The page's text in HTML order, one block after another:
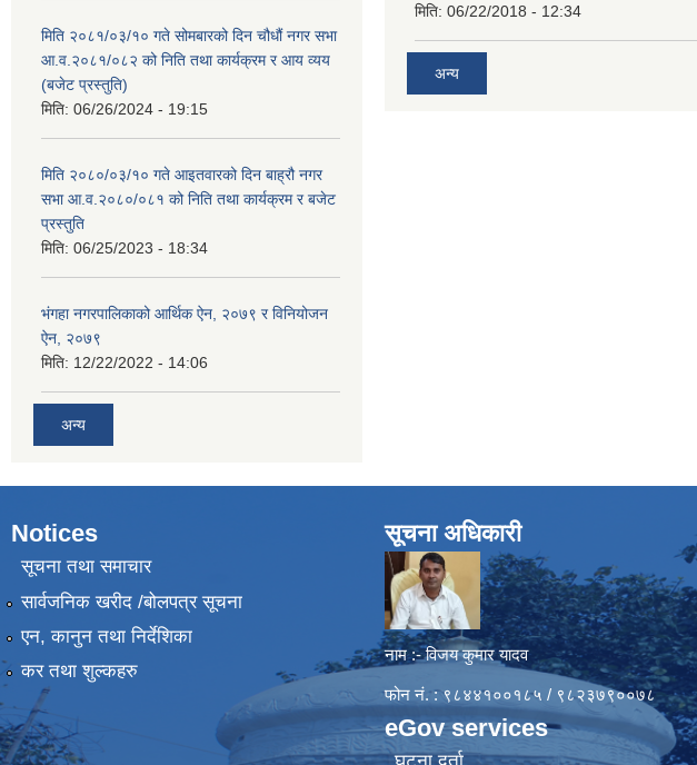
मिति २०८१/०३/१० गते सोमबारको दिन चौधौं नगर सभा
आ.व.२०८१/०८२ को निति तथा कार्यक्रम र आय व्यय
(बजेट प्रस्तुति)
मिति: 06/26/2024 - 19:15
मिति २०८०/०३/१० गते आइतवारको दिन बाह्रौ नगर
सभा आ.व.२०८०/०८१ को निति तथा कार्यक्रम र बजेट
प्रस्तुति
मिति: 06/25/2023 - 18:34
भंगहा नगरपालिकाको आर्थिक ऐन, २०७९ र विनियोजन
ऐन, २०७९
मिति: 12/22/2022 - 14:06
अन्य
मिति: 06/22/2018 - 12:34
अन्य
Notices
सूचना तथा समाचार
सार्वजनिक खरीद /बोलपत्र सूचना
एन, कानुन तथा निर्देशिका
कर तथा शुल्कहरु
सूचना अधिकारी
नाम :- विजय कुमार यादव
फोन नं. : ९८४४१००१८५ / ९८२३७९००७८
eGov services